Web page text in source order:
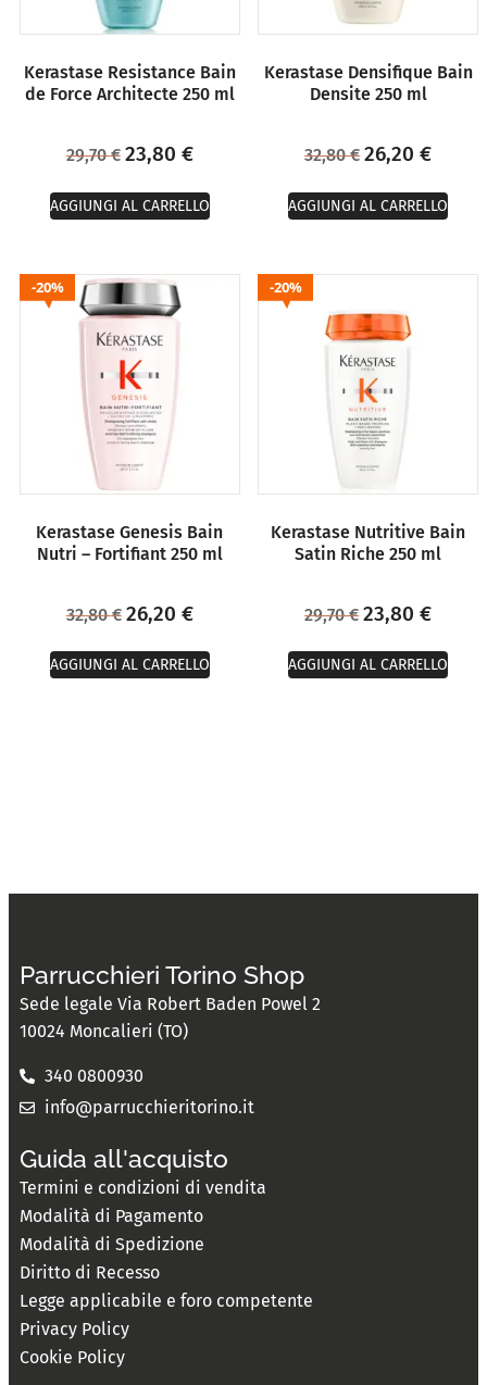
Kerastase Resistance Bain
de Force Architecte 250 ml
29,70€ 23,80 €
AGGIUNGI AL CARRELLO
Kerastase Densifique Bain
Densite 250 ml
32,80€ 26,20€
AGGIUNGI AL CARRELLO
Kerastase Genesis Bain
Nutri – Fortifiant 250 ml
32,80€ 26,20 €
AGGIUNGI AL CARRELLO
Kerastase Nutritive Bain
Satin Riche 250 ml
29,70€ 23,80€
AGGIUNGI AL CARRELLO
Parrucchieri Torino Shop
Sede legale Via Robert Baden Powel 2
10024 Moncalieri (TO)
340 0800930
info@parrucchieritorino.it
Guida all'acquisto
Termini e condizioni di vendita
Modalità di Pagamento
Modalità di Spedizione
Diritto di Recesso
Legge applicabile e foro competente
Privacy Policy
Cookie Policy
20% 20%